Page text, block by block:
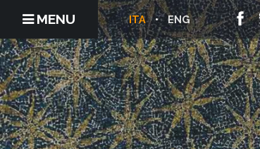
MENU ENG
ITA